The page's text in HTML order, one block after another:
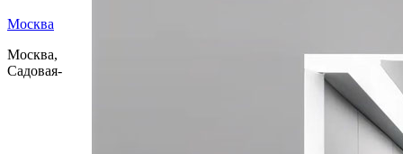
Москва
Москва,
Садовая-